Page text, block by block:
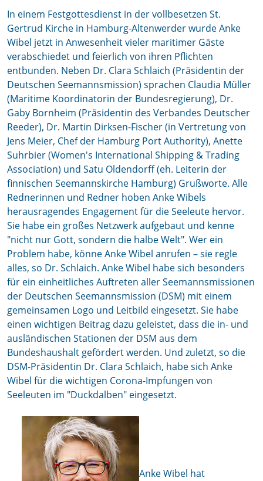
In einem Festgottesdienst in der vollbesetzen St.
Gertrud Kirche in Hamburg-Altenwerder wurde Anke
Wibel jetzt in Anwesenheit vieler maritimer Gäste
verabschiedet und feierlich von ihren Pflichten
entbunden. Neben Dr. Clara Schlaich (Präsidentin der
Deutschen Seemannsmission) sprachen Claudia Müller
(Maritime Koordinatorin der Bundesregierung), Dr.
Gaby Bornheim (Präsidentin des Verbandes Deutscher
Reeder), Dr. Martin Dirksen-Fischer (in Vertretung von
Jens Meier, Chef der Hamburg Port Authority), Anette
Suhrbier (Women's International Shipping & Trading
Association) und Satu Oldendorff (eh. Leiterin der
finnischen Seemannskirche Hamburg) Grußworte. Alle
Rednerinnen und Redner hoben Anke Wibels
herausragendes Engagement für die Seeleute hervor.
Sie habe ein großes Netzwerk aufgebaut und kenne
"nicht nur Gott, sondern die halbe Welt". Wer ein
Problem habe, könne Anke Wibel anrufen – sie regle
alles, so Dr. Schlaich. Anke Wibel habe sich besonders
für ein einheitliches Auftreten aller Seemannsmissionen
der Deutschen Seemannsmission (DSM) mit einem
gemeinsamen Logo und Leitbild eingesetzt. Sie habe
einen wichtigen Beitrag dazu geleistet, dass die in- und
ausländischen Stationen der DSM aus dem
Bundeshaushalt gefördert werden. Und zuletzt, so die
DSM-Präsidentin Dr. Clara Schlaich, habe sich Anke
Wibel für die wichtigen Corona-Impfungen von
Seeleuten im "Duckdalben" eingesetzt.
Anke Wibel hat